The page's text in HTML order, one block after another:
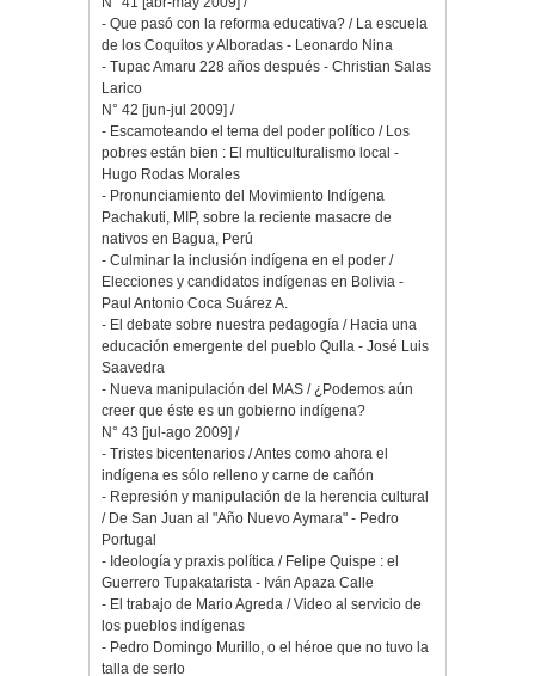
- Que pasó con la reforma educativa? / La escuela
de los Coquitos y Alboradas - Leonardo Nina
- Tupac Amaru 228 años después - Christian Salas
Larico
N° 42 [jun-jul 2009] /
- Escamoteando el tema del poder político / Los
pobres están bien : El multiculturalismo local -
Hugo Rodas Morales
- Pronunciamiento del Movimiento Indígena
Pachakuti, MIP, sobre la reciente masacre de
nativos en Bagua, Perú
- Culminar la inclusión indígena en el poder /
Elecciones y candidatos indígenas en Bolivia -
Paul Antonio Coca Suárez A.
- El debate sobre nuestra pedagogía / Hacia una
educación emergente del pueblo Qulla - José Luis
Saavedra
- Nueva manipulación del MAS / ¿Podemos aún
creer que éste es un gobierno indígena?
N° 43 [jul-ago 2009] /
- Tristes bicentenarios / Antes como ahora el
indígena es sólo relleno y carne de cañón
- Represión y manipulación de la herencia cultural
/ De San Juan al "Año Nuevo Aymara" - Pedro
Portugal
- Ideología y praxis política / Felipe Quispe : el
Guerrero Tupakatarista - Iván Apaza Calle
- El trabajo de Mario Agreda / Video al servicio de
los pueblos indígenas
- Pedro Domingo Murillo, o el héroe que no tuvo la
talla de serlo